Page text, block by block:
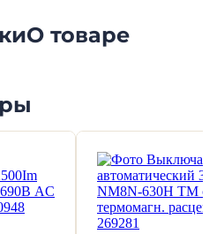
О товаре